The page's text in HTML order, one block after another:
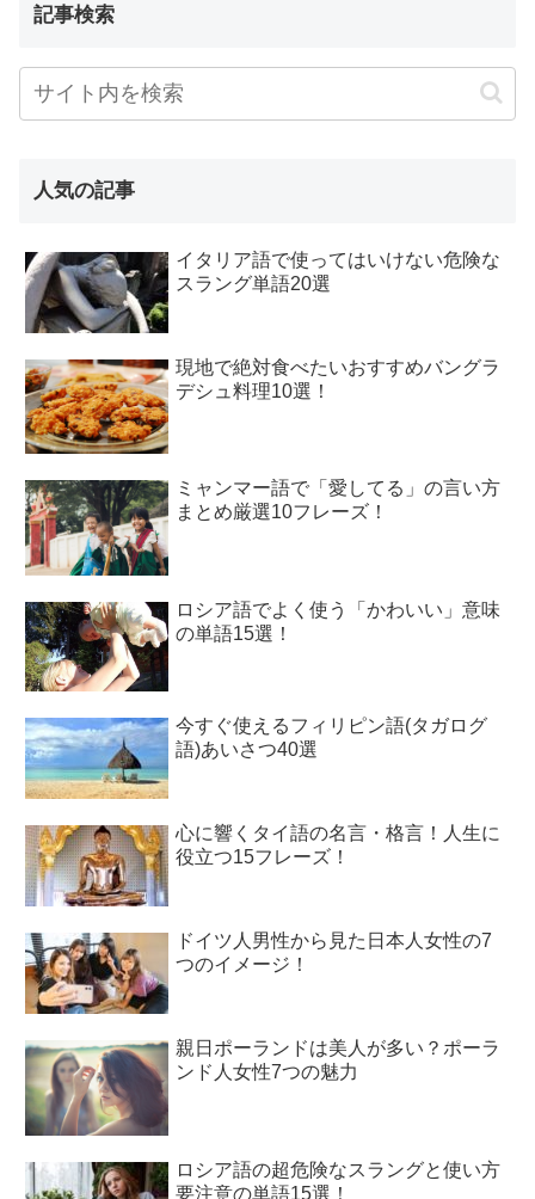
記事検索
人気の記事
イタリア語で使ってはいけない危険な
スラング単語20選
現地で絶対食べたいおすすめバングラ
デシュ料理10選！
ミャンマー語で「愛してる」の言い方
まとめ厳選10フレーズ！
ロシア語でよく使う「かわいい」意味
の単語15選！
今すぐ使えるフィリピン語(タガログ
語)あいさつ40選
心に響くタイ語の名言・格言！人生に
役立つ15フレーズ！
ドイツ人男性から見た日本人女性の7
つのイメージ！
親日ポーランドは美人が多い？ポーラ
ンド人女性7つの魅力
ロシア語の超危険なスラングと使い方
要注意の単語15選！